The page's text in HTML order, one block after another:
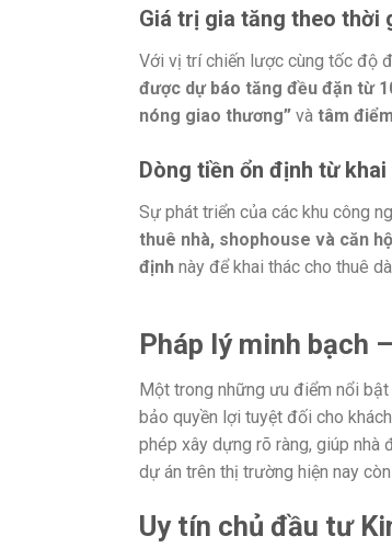
Giá trị gia tăng theo thời
Với vị trí chiến lược cùng tốc độ
được dự báo tăng đều đặn từ
nóng giao thương” và tâm
Dòng tiền ổn định từ
Sự phát triển của các khu công
thuê nhà, shophouse và căn
định này để khai thác cho thuê
Pháp lý minh bạch
Một trong những ưu điểm nổi bật
bảo quyền lợi tuyệt đối cho
phép xây dựng rõ ràng, giúp nhà
dự án trên thị trường hiện nay
Uy tín chủ đầu tư